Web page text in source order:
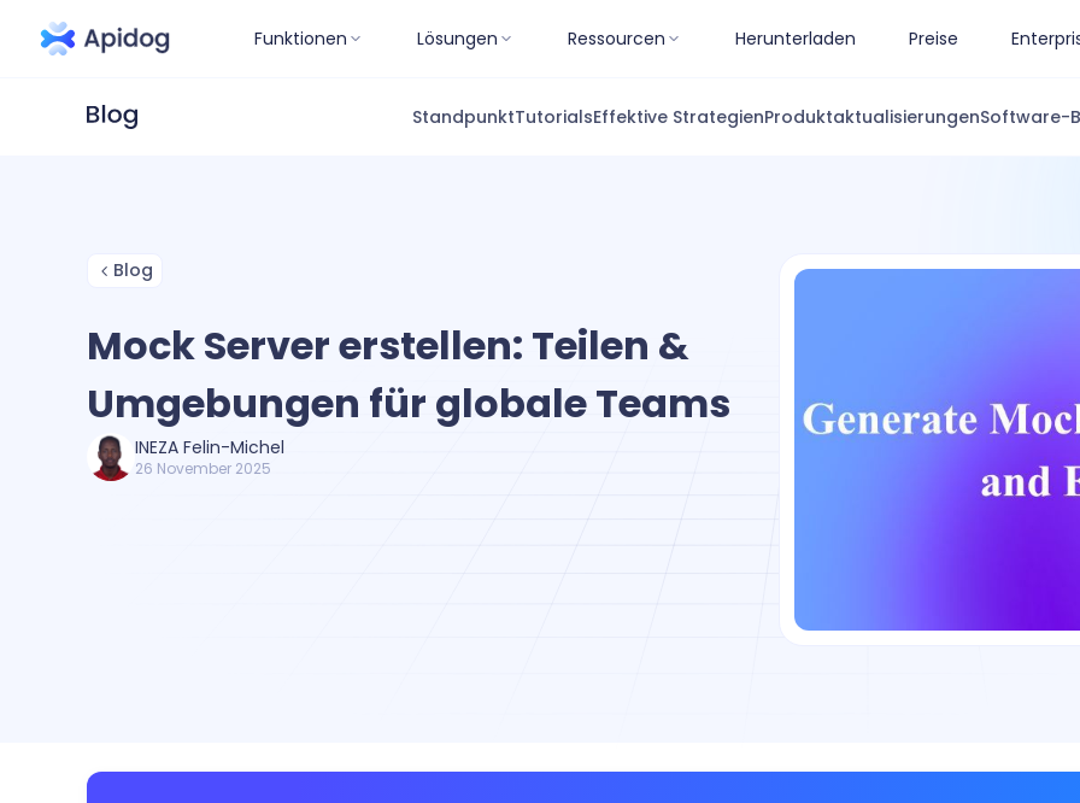
Funktionen Lösungen Ressourcen Herunterladen Preise
StandpunktTutorialsEffektive StrategienProduktaktualisierungenSoftware-
Blog
Mock Server erstellen: Teilen &
Umgebungen für globale Teams
INEZA Felin-Michel
26 November 2025